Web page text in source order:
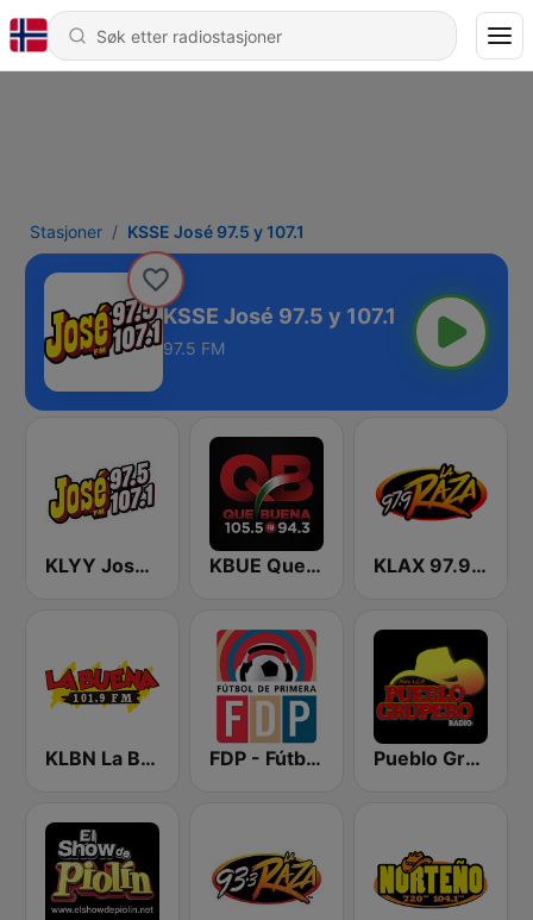
Stasjoner KSSE José 97.5 y 107.1
KSSE José 97.5 y 107.1
97.5 FM
KLYY José 97.5 y 107.1 KBUE Que Buena 105.5 / 94.3 FM (US Only) KLAX 97.9 La Raza FM
KLBN La Buena 101.9 FM FDP - Fútbol de Primera Pueblo Grupero Radio